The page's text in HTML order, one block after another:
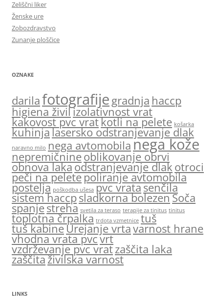
Zeliščni liker
Ženske ure
Zobozdravstvo
Zunanje ploščice
OZNAKE
darilafotografije gradnja haccp
higiena živilizolativnost vrat
kakovost pvc vratkotli na pelete košarka
kuhinjalasersko odstranjevanje dlak
naravno milo nega avtomobila nega kože
nepremičnineoblikovanje obrvi
obnova lakaodstranjevanje dlak otroci
peči na peletepoliranje avtomobila
postelja poškodba ušesa pvc vratasenčila
sistem haccpsladkorna bolezenSoča
spanjestreha svetila za teraso terapije za tinitus tinitus
toplotna črpalka trdota vzmetnice tuš
tuš kabineUrejanje vrtavarnost hrane
vhodna vrata pvcvrt
vzdrževanje pvc vratzaščita laka
zaščitaživilska varnost
LINKS